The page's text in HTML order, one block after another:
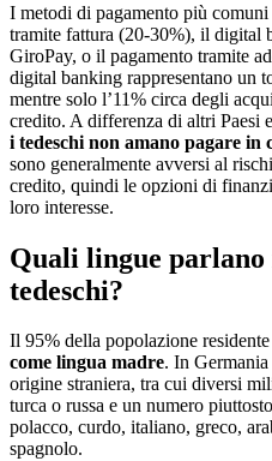
I metodi di pagamento più
tramite fattura (20-30%), il digital
GiroPay, o il pagamento tramite
digital banking rappresentano un
mentre solo l’11% circa degli
credito. A differenza di altri Paesi
i tedeschi non amano pagare in
sono generalmente avversi al
credito, quindi le opzioni di
loro interesse.
Quali lingue
tedeschi?
Il 95% della popolazione
come lingua madre. In
origine straniera, tra cui diversi
turca o russa e un numero
polacco, curdo, italiano, greco,
spagnolo.